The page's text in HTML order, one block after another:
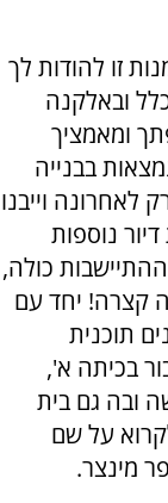
זו להודות לך
ובאלקנה
ומאמציך
שכבר נמצאות בבנייה
רק לאחרונה וייבנו
אושרו 250 יחידות דיור נוספות
כולה,
קצרה! יחד עם
תוכנית
בכיתה א',
ובה גם בית
על שם
מינצר.